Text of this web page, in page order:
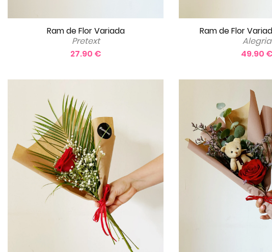
Ram de Flor Variada
Pretext
27.90 €
Ram de Flor
Alegria
49.90 €